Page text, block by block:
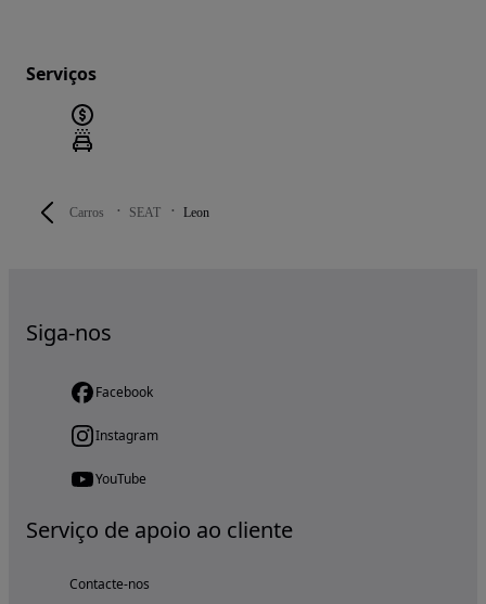
Carros SEAT Leon
Serviços
Siga-nos
Facebook
Instagram
YouTube
Serviço de apoio ao cliente
Contacte-nos